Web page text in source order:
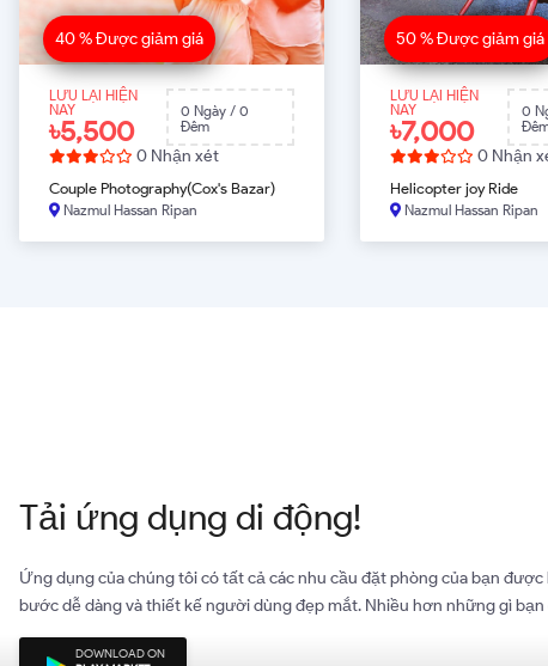
40 % Được giảm giá
LƯU LẠI HIỆN
NAY
৳5,500
0 Ngày / 0
Đêm
0 Nhận xét
Couple Photography(Cox's Bazar)
Nazmul Hassan Ripan
50 % Được giảm giá
LƯU LẠI HIỆN
NAY
৳7,000
0
0 Nhận
Helicopter joy Ride
Nazmul Hassan Ripan
Tải ứng dụng di động!
Ứng dụng của chúng tôi có tất cả các nhu cầu đặt phòng của bạn
bước dễ dàng và thiết kế người dùng đẹp mắt. Nhiều hơn những gì
DOWNLOAD ON